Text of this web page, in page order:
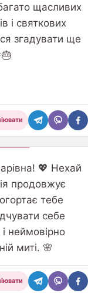
щасливих
і святкових
згадувати ще
💖 Нехай
продовжує
тебе
себе
неймовірно
миті. 🌸